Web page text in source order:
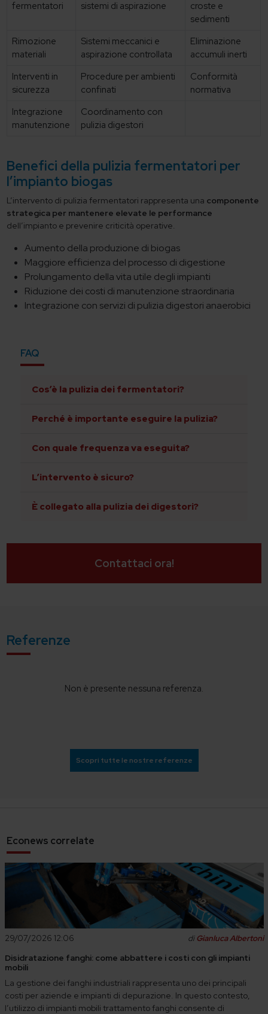
fermentatori sistemi di aspirazione
croste e
sedimenti
Rimozione
materiali
Sistemi meccanici e
aspirazione controllata
Eliminazione
accumuli inerti
Interventi in
sicurezza
Procedure per ambienti
confinati
Conformità
normativa
Integrazione
manutenzione
Coordinamento con
pulizia digestori
Benefici della pulizia fermentatori per
l’impianto biogas
L’intervento di pulizia fermentatori rappresenta una componente
strategica per mantenere elevate le performance
dell’impianto e prevenire criticità operative.
Aumento della produzione di biogas
Maggiore efficienza del processo di digestione
Prolungamento della vita utile degli impianti
Riduzione dei costi di manutenzione straordinaria
Integrazione con servizi di pulizia digestori anaerobici
FAQ
Cos’è la pulizia dei fermentatori?
Perché è importante eseguire la pulizia?
Con quale frequenza va eseguita?
L’intervento è sicuro?
È collegato alla pulizia dei digestori?
Contattaci ora!
Referenze
Non è presente nessuna referenza.
Scopri tutte le nostre referenze
Econews correlate
29/07/2026 12:06 diGianluca Albertoni
Disidratazione fanghi: come abbattere i costi con gli impianti
mobili
La gestione dei fanghi industriali rappresenta uno dei principali
costi per aziende e impianti di depurazione. In questo contesto,
l’utilizzo di impianti mobili trattamento fanghi consente di